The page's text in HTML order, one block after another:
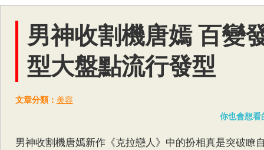
男神收割機唐嫣 百變
型大盤點流行發型
文章分類： 美容
你也會想看
男神收割機唐嫣新作《克拉戀人》中的扮相真是突破瞭